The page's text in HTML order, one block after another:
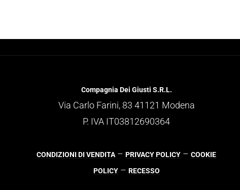
Compagnia Dei Giusti S.R.L.
Via Carlo Farini, 83 41121 Modena
P. IVA IT03812690364
CONDIZIONI DI VENDITA – PRIVACY POLICY – COOKIE
POLICY– RECESSO